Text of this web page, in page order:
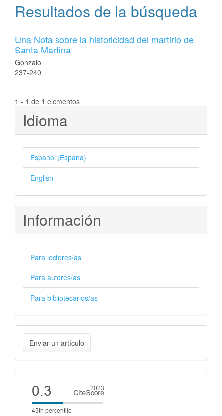
Resultados de la búsqueda
Una Nota sobre la historicidad del martirio de
Santa Martina
Gonzalo
237-240
1 - 1 de 1 elementos
Idioma
Español (España)
English
Información
Para lectores/as
Para autores/as
Para bibliotecarios/as
Enviar
un
artículo
Enviar un artículo
Cite
score